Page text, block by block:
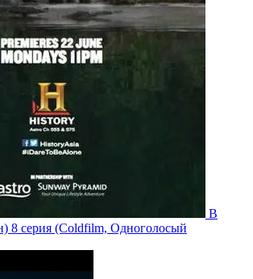
В
8 серия (Coldfilm, Одноголосый